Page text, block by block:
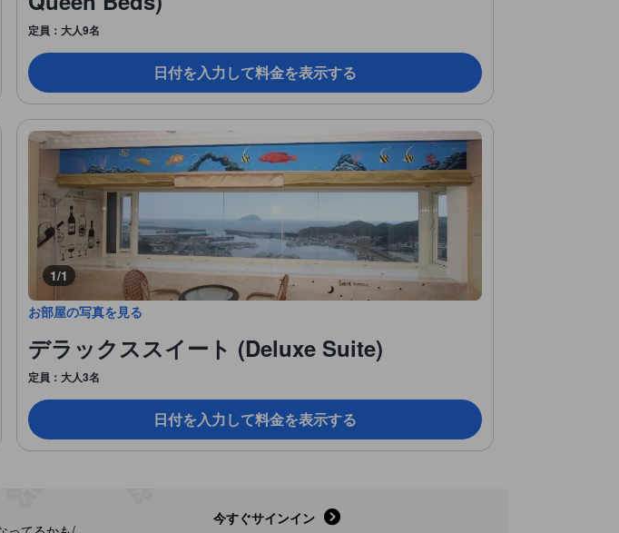
定員：大人9名
日付を入力して料金を表示する
1/1
お部屋の写真を見る
デラックススイート (Deluxe Suite)
定員：大人3名
日付を入力して料金を表示する
今すぐサインイン